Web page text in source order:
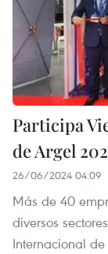
Participa
de Argel
26/06/2024 04:09
Más de 40
diversos
Internacional